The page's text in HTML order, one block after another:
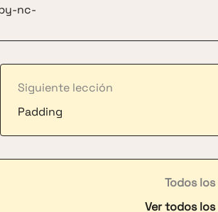
Siguiente lección
Padding
Todos
Ver todos